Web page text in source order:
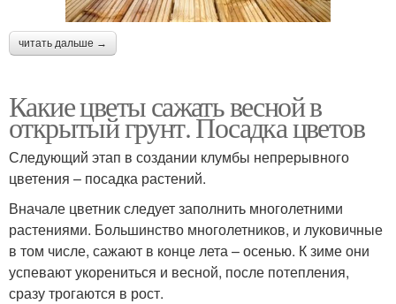
читать дальше →
Какие цветы сажать весной в
открытый грунт. Посадка цветов
Следующий этап в создании клумбы непрерывного
цветения – посадка растений.
Вначале цветник следует заполнить многолетними
растениями. Большинство многолетников, и луковичные
в том числе, сажают в конце лета – осенью. К зиме они
успевают укорениться и весной, после потепления,
сразу трогаются в рост.